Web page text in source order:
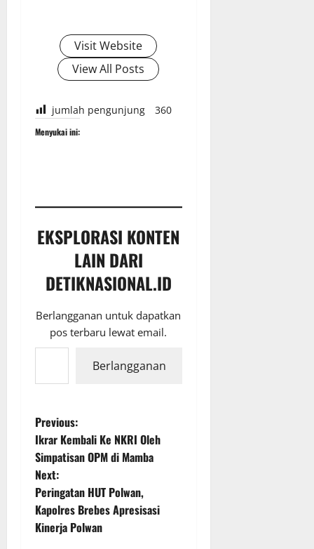
Visit Website
View All Posts
jumlah pengunjung 360
Menyukai ini:
EKSPLORASI KONTEN
LAIN DARI
DETIKNASIONAL.ID
Berlangganan untuk dapatkan
pos terbaru lewat email.
Ketikkan email Anda...
Berlangganan
P
o
s
t
Previous:
Ikrar Kembali Ke NKRI Oleh
Simpatisan OPM di Mamba
Next:
Peringatan HUT Polwan,
Kapolres Brebes Apresisasi
Kinerja Polwan